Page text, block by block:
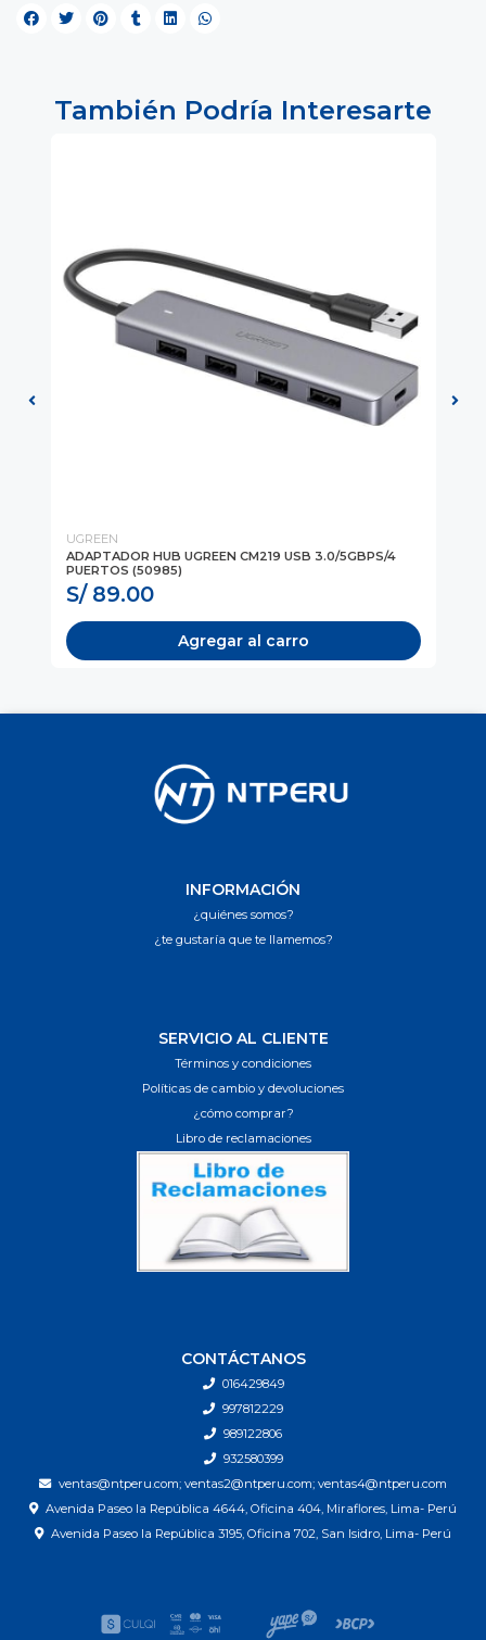
También Podría Interesarte
UGREEN
ADAPTADOR HUB UGREEN CM219 USB 3.0/5GBPS/4
PUERTOS (50985)
S/ 89.00
Agregar al carro
INFORMACIÓN
¿quiénes somos?
¿te gustaría que te llamemos?
SERVICIO AL CLIENTE
Términos y condiciones
Políticas de cambio y devoluciones
¿cómo comprar?
Libro de reclamaciones
CONTÁCTANOS
016429849
997812229
989122806
932580399
ventas@ntperu.com; ventas2@ntperu.com; ventas4@ntperu.com
Avenida Paseo la República 4644, Oficina 404, Miraflores, Lima- Perú
Avenida Paseo la República 3195, Oficina 702, San Isidro, Lima- Perú